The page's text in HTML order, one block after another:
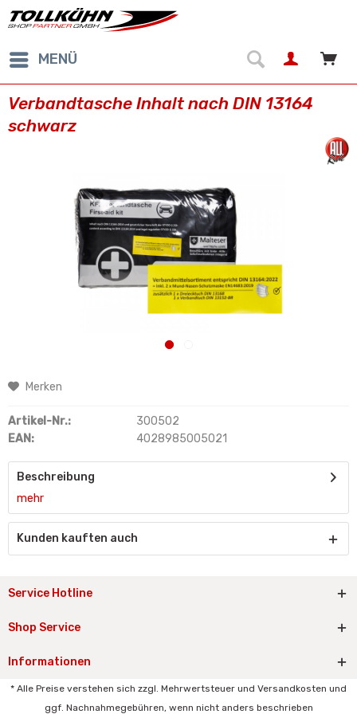
MENÜ
Verbandtasche Inhalt nach DIN 13164
schwarz
Merken
Artikel-Nr.:
300502
EAN:
4028985005021
Beschreibung
mehr
Kunden kauften auch
Service Hotline
Shop Service
Informationen
* Alle Preise verstehen sich zzgl. Mehrwertsteuer und Versandkosten und
ggf. Nachnahmegebühren, wenn nicht anders beschrieben